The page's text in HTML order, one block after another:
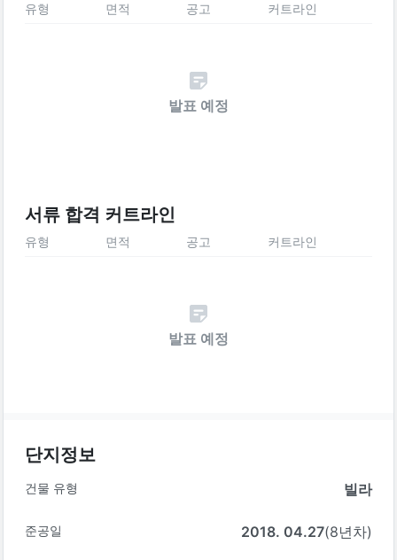
유형 면적 공고 커트라인
발표 예정
서류 합격 커트라인
유형 면적 공고 커트라인
발표 예정
단지정보
건물 유형 빌라
준공일 2018. 04.27(8년차)